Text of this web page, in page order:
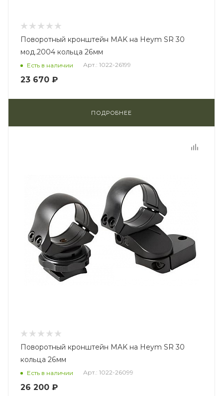
Поворотный кронштейн MAK на Heym SR 30
мод.2004 кольца 26мм
Есть в наличии Арт.: 1022-26199
23 670 ₽
ПОДРОБНЕЕ
Поворотный кронштейн MAK на Heym SR 30
кольца 26мм
Есть в наличии Арт.: 1022-26099
26 200 ₽